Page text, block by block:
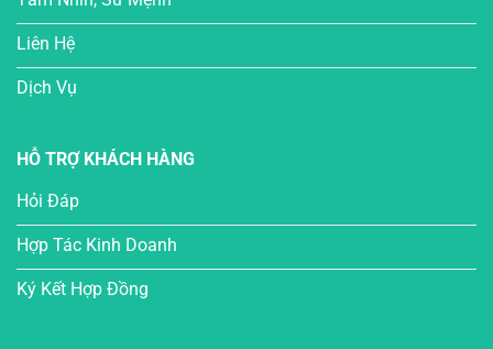
Liên Hệ
Dịch Vụ
HỖ TRỢ KHÁCH HÀNG
Hỏi Đáp
Hợp Tác Kinh Doanh
Ký Kết Hợp Đồng